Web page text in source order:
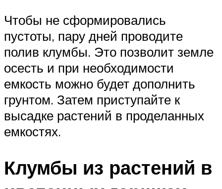
Чтобы не сформировались
пустоты, пару дней проводите
полив клумбы. Это позволит земле
осесть и при необходимости
емкость можно будет дополнить
грунтом. Затем приступайте к
высадке растений в проделанных
емкостях.
Клумбы из растений в